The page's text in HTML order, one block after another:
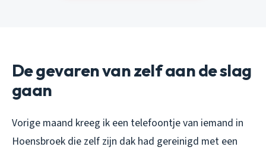
De gevaren van zelf aan de slag
gaan
Vorige maand kreeg ik een telefoontje van iemand in
Hoensbroek die zelf zijn dak had gereinigd met een